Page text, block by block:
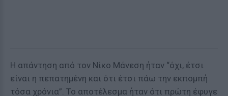
Η απάντηση από τον Νίκο Μάνεση ήταν “όχι, έτσι
είναι η πεπατημένη και ότι έτσι πάω την εκπομπή
τόσα χρόνια”. Το αποτέλεσμα ήταν ότι πρώτη έφυγε